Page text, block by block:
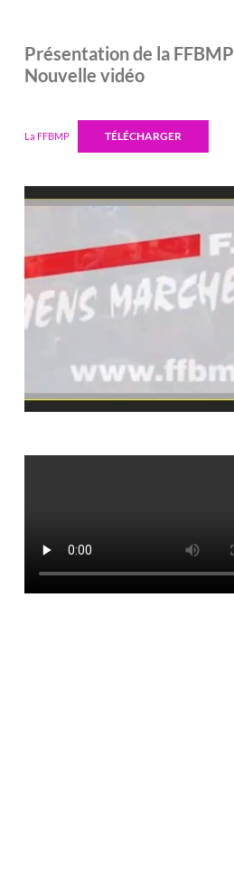
Présentation de la FFBMP
Nouvelle vidéo
La FFBMP TÉLÉCHARGER